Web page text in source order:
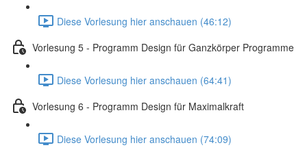
Diese Vorlesung hier anschauen (46:12)
Vorlesung 5 - Programm Design für Ganzkörper Programme
Diese Vorlesung hier anschauen (64:41)
Vorlesung 6 - Programm Design für Maximalkraft
Diese Vorlesung hier anschauen (74:09)